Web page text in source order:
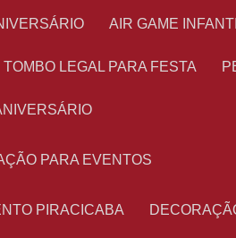
AIR GAME
TOMBO LEGAL PARA FESTA
PARA EVENTOS
PIRACICABA